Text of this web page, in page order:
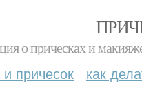
о прическах и
причесок как